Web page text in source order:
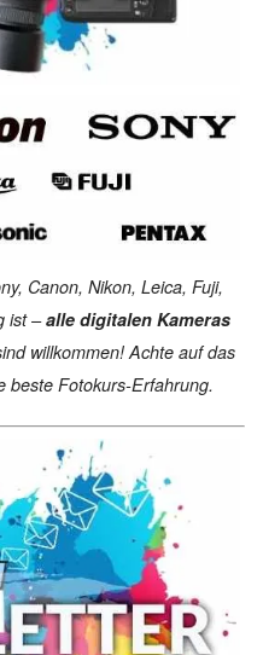
Canon, Nikon, Leica, Fuji,
ist –alle digitalen Kameras
willkommen! Achte auf das
beste Fotokurs-Erfahrung.